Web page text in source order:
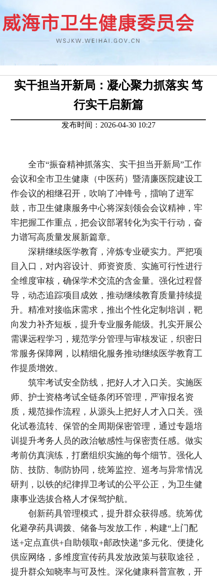
实干担当开新局：凝心聚力抓落实 笃
行实干启新篇
发布时间：2026-04-30 10:27
全市“振奋精神抓落实、实干担当开新局”工作
会议和全市卫生健康（中医药）暨清廉医院建设工
作会议的相继召开，吹响了冲锋号，擂响了进军
鼓，市卫生健康服务中心将深刻领会会议精神，牢
牢把握工作重点，把会议部署转化为实干行动，奋
力谱写高质量发展新篇章。
深耕继续医学教育，淬炼专业硬实力。严把项
目入口，对内容设计、师资资质、实施可行性进行
全维度审核，确保学术交流的含金量。强化过程督
导，动态追踪项目成效，推动继续教育质量持续提
升。精准对接临床需求，推出个性化定制培训，靶
向发力补齐短板，提升专业服务能级。扎实开展公
需课远程学习，规范学分管理与审核发证，织密日
常服务保障网，以精细化服务推动继续医学教育工
作提质增效。
筑牢考试安全防线，把好人才入口关。实施医
师、护士资格考试全链条闭环管理，严审报名资
质，规范操作流程，从源头上把好人才入口关。强
化试卷流转、保管的全周期保密管理，通过专题培
训提升考务人员的政治敏感性与保密责任感。做实
考前仿真演练，打磨组织实施的每个细节。强化人
防、技防、制防协同，统筹监控、巡考与异常情况
研判，以铁的纪律捍卫考试的公平公正，为卫生健
康事业选拔合格人才保驾护航。
创新药具管理模式，提升群众获得感。统筹优
化避孕药具调拨、储备与发放工作，构建“上门配
送+定点直供+自助领取+邮政快递”多元化、便捷化
供应网络，多维度宣传药具发放政策与获取途径，
提升群众知晓率与可及性。深化健康科普宣教，开